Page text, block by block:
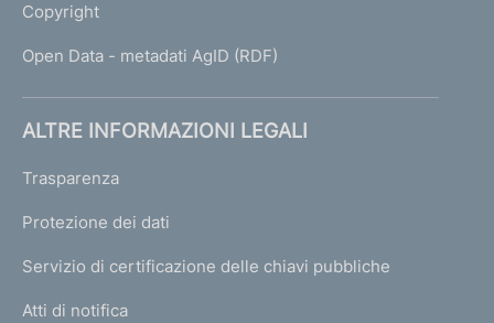
Copyright
Open Data - metadati AgID (RDF)
ALTRE INFORMAZIONI LEGALI
Trasparenza
Protezione dei dati
Servizio di certificazione delle chiavi pubbliche
Atti di notifica